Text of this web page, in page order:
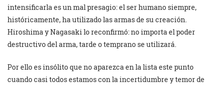
intensificarla es un mal presagio: el ser humano siempre,
históricamente, ha utilizado las armas de su creación.
Hiroshima y Nagasaki lo reconfirmó: no importa el poder
destructivo del arma, tarde o temprano se utilizará.
Por ello es insólito que no aparezca en la lista este punto
cuando casi todos estamos con la incertidumbre y temor de